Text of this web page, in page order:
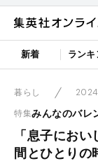
新着 ランキ
暮らし
特集みんなのバレ
「息子にお
間とひとりの